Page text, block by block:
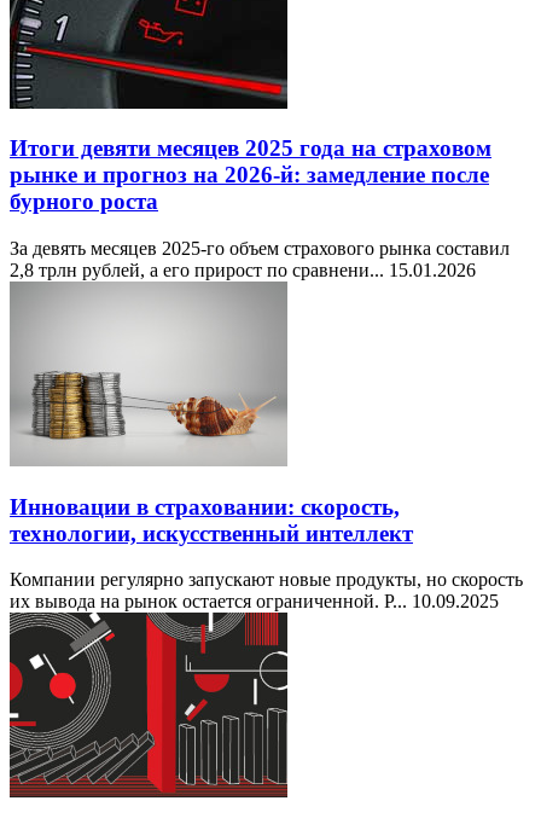
Итоги девяти месяцев 2025 года на страховом
рынке и прогноз на 2026-й: замедление после
бурного роста
За девять месяцев 2025-го объем страхового рынка составил
2,8 трлн рублей, а его прирост по сравнени... 15.01.2026
Инновации в страховании: скорость,
технологии, искусственный интеллект
Компании регулярно запускают новые продукты, но скорость
их вывода на рынок остается ограниченной. Р... 10.09.2025